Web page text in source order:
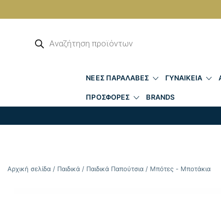
προϊόντων
ΝΕΕΣ ΠΑΡΑΛΑΒΕΣ ΓΥΝΑΙΚΕΙΑ
ΠΡΟΣΦΟΡΕΣ BRANDS
Αρχική σελίδα / Παιδικά / Παιδικά Παπούτσια / Μπότες - Μποτάκια